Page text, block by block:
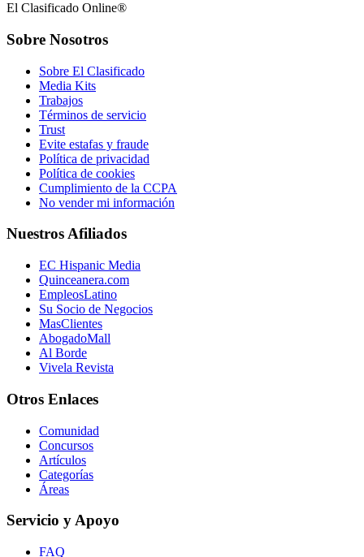
El Clasificado Online®
Sobre Nosotros
Sobre El Clasificado
Media Kits
Trabajos
Términos de servicio
Trust
Evite estafas y fraude
Política de privacidad
Política de cookies
Cumplimiento de la CCPA
No vender mi información
Nuestros Afiliados
EC Hispanic Media
Quinceanera.com
EmpleosLatino
Su Socio de Negocios
MasClientes
AbogadoMall
Al Borde
Vivela Revista
Otros Enlaces
Comunidad
Concursos
Artículos
Categorías
Áreas
Servicio y Apoyo
FAQ